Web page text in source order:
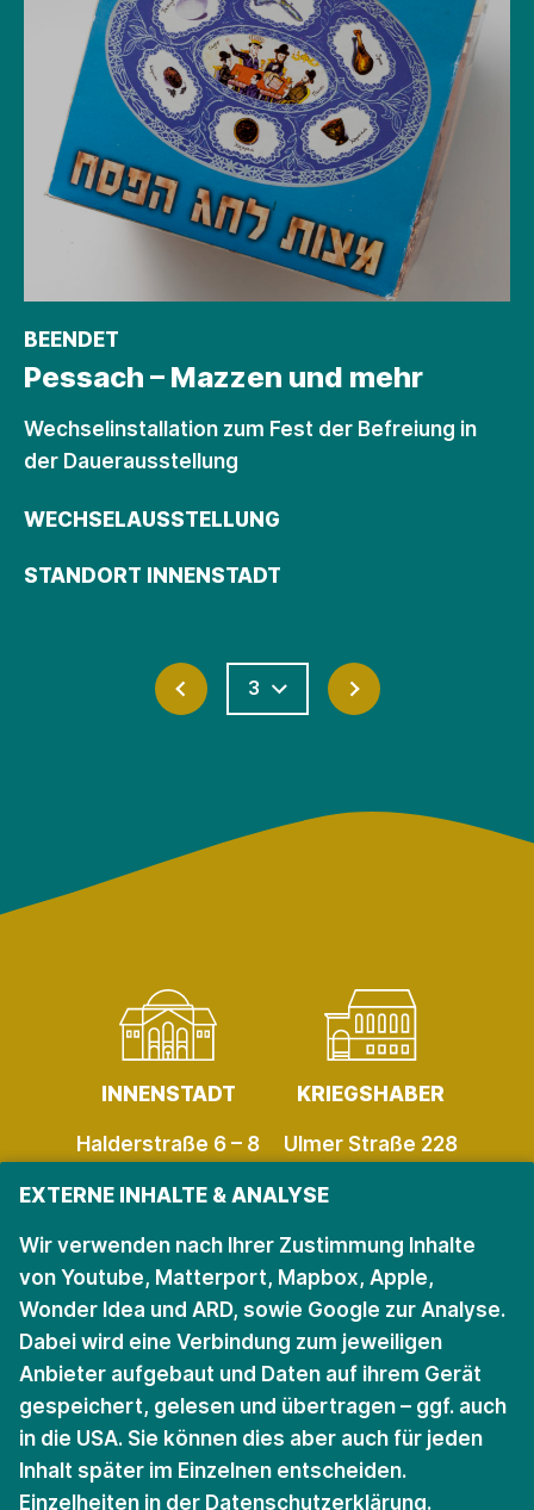
EXTERNE INHALTE & ANALYSE
Wir verwenden nach Ihrer Zustimmung Inhalte
von Youtube, Matterport, Mapbox, Apple,
Wonder Idea und ARD, sowie Google zur Analyse.
Dabei wird eine Verbindung zum jeweiligen
Anbieter aufgebaut und Daten auf ihrem Gerät
gespeichert, gelesen und übertragen – ggf. auch
in die USA. Sie können dies aber auch für jeden
Inhalt später im Einzelnen entscheiden.
Einzelheiten in der Datenschutzerklärung.
BEENDET
Pessach – Mazzen und mehr
Wechselinstallation zum Fest der Befreiung in
der Dauerausstellung
WECHSELAUSSTELLUNG
STANDORT INNENSTADT
INNENSTADT
Halderstraße 6 – 8
KRIEGSHABER
Ulmer Straße 228
Bleiben Sie auf dem
Laufenden.
Für den Newsletter anmelden